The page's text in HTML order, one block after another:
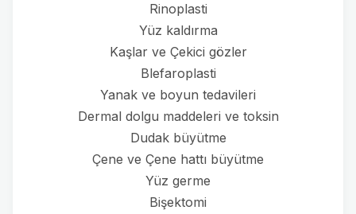
Rinoplasti
Yüz kaldırma
Kaşlar ve Çekici gözler
Blefaroplasti
Yanak ve boyun tedavileri
Dermal dolgu maddeleri ve toksin
Dudak büyütme
Çene ve Çene hattı büyütme
Yüz germe
Bişektomi